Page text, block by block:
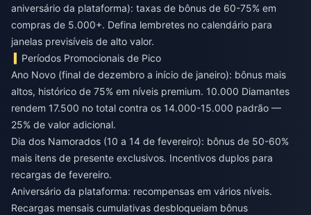
aniversário da plataforma): taxas de bônus de 60-75% em
compras de 5.000+. Defina lembretes no calendário para
janelas previsíveis de alto valor.
Períodos Promocionais de Pico
Ano Novo (final de dezembro a início de janeiro): bônus mais
altos, histórico de 75% em níveis premium. 10.000 Diamantes
rendem 17.500 no total contra os 14.000-15.000 padrão —
25% de valor adicional.
Dia dos Namorados (10 a 14 de fevereiro): bônus de 50-60%
mais itens de presente exclusivos. Incentivos duplos para
recargas de fevereiro.
Aniversário da plataforma: recompensas em vários níveis.
Recargas mensais cumulativas desbloqueiam bônus